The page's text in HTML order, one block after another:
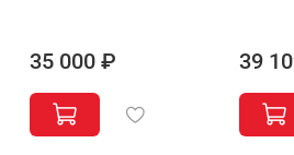
35 000 ₽ 39